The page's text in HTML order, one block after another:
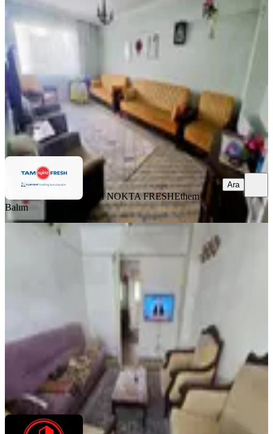
Balçova, Onur Mahallesi
1. Kat 08.08.2026
TAM NOKTA FRESH Ethem Balım
Ara
TAM NOKTA FRESHEthem
Balım
Ara
Balçova Eğitim Mah. Ata Caddesine
Çok Yakın Satılık 2+1 Daire
Balçova, Eğitim Mahallesi
90 m²· 4. Kat·06.08.2026
3.750.000 ₺
Çakır EmlakAhmet Çakır
Ara